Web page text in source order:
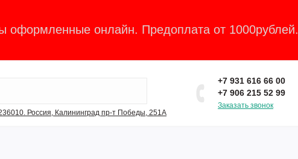
оформленные онлайн. Предоплата от 1000рублей.
Россия, Калининград пр-т Победы, 251А
+7 931 616 66 00
+7 906 215 52 99
Заказать звонок